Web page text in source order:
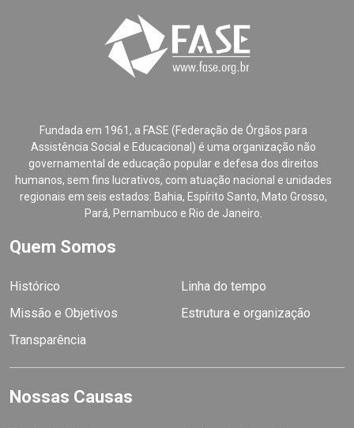
Fundada em 1961, a FASE (Federação de Órgãos para
Assistência Social e Educacional) é uma organização não
governamental de educação popular e defesa dos direitos
humanos, sem fins lucrativos, com atuação nacional e unidades
regionais em seis estados: Bahia, Espírito Santo, Mato Grosso,
Pará, Pernambuco e Rio de Janeiro.
Quem Somos
Histórico
Linha do tempo
Missão e Objetivos
Estrutura e organização
Transparência
Nossas Causas